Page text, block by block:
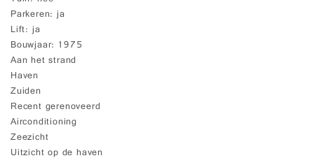
Parkeren ja
Lift ja
Bouwjaar 1975
Aan het strand
Haven
Zuiden
Recent gerenoveerd
Airconditioning
Zeezicht
Uitzicht op de haven